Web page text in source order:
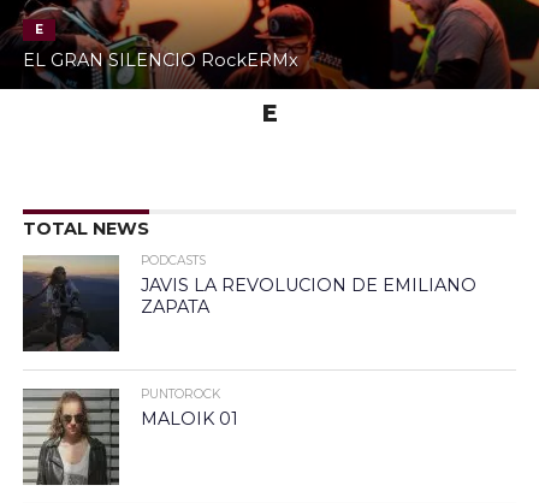
E
EL GRAN SILENCIO RockERMx
E
TOTAL NEWS
PODCASTS
JAVIS LA REVOLUCION DE EMILIANO
ZAPATA
PUNTOROCK
MALOIK 01